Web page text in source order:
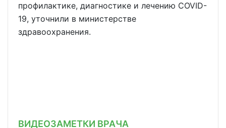
профилактике, диагностике и лечению COVID-
19, уточнили в министерстве
здравоохранения.
ВИДЕОЗАМЕТКИ ВРАЧА